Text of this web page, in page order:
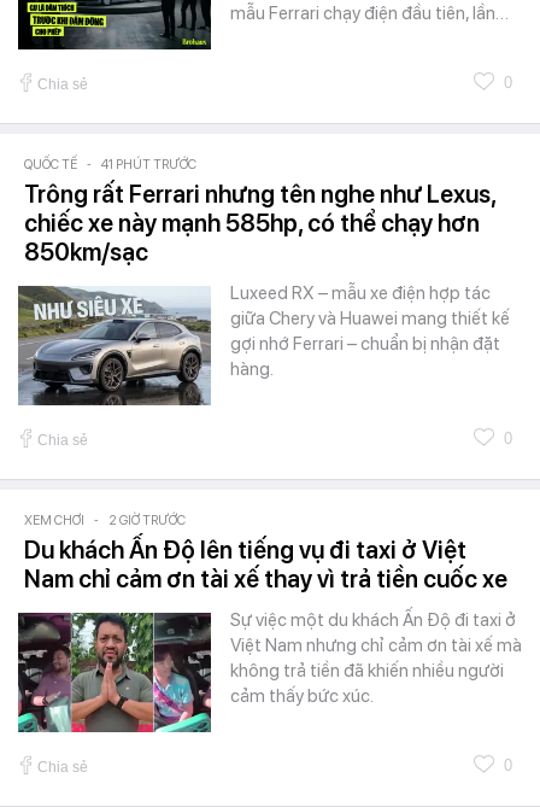
mẫu Ferrari chạy điện đầu tiên, lần…
Chia sẻ 0
QUỐC TẾ - 41 PHÚT TRƯỚC
Trông rất Ferrari nhưng tên nghe như Lexus,
chiếc xe này mạnh 585hp, có thể chạy hơn
850km/sạc
Luxeed RX – mẫu xe điện hợp tác
giữa Chery và Huawei mang thiết kế
gợi nhớ Ferrari – chuẩn bị nhận đặt
hàng.
Chia sẻ 0
XEM CHƠI - 2 GIỜ TRƯỚC
Du khách Ấn Độ lên tiếng vụ đi taxi ở Việt
Nam chỉ cảm ơn tài xế thay vì trả tiền cuốc xe
Sự việc một du khách Ấn Độ đi taxi ở
Việt Nam nhưng chỉ cảm ơn tài xế mà
không trả tiền đã khiến nhiều người
cảm thấy bức xúc.
Chia sẻ 0